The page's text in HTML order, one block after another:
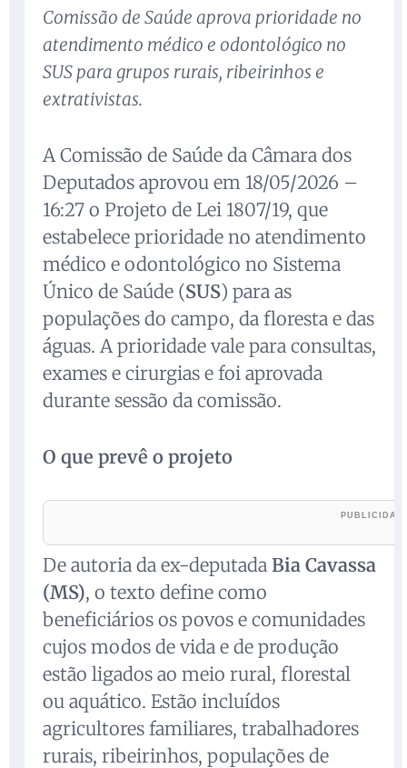
Comissão de Saúde aprova prioridade no
atendimento médico e odontológico no
SUS para grupos rurais, ribeirinhos e
extrativistas.
A Comissão de Saúde da Câmara dos
Deputados aprovou em 18/05/2026 –
16:27 o Projeto de Lei 1807/19, que
estabelece prioridade no atendimento
médico e odontológico no Sistema
Único de Saúde (SUS) para as
populações do campo, da floresta e das
águas. A prioridade vale para consultas,
exames e cirurgias e foi aprovada
durante sessão da comissão.
O que prevê o projeto
De autoria da ex-deputada Bia Cavassa
(MS), o texto define como
beneficiários os povos e comunidades
cujos modos de vida e de produção
estão ligados ao meio rural, florestal
ou aquático. Estão incluídos
agricultores familiares, trabalhadores
rurais, ribeirinhos, populações de